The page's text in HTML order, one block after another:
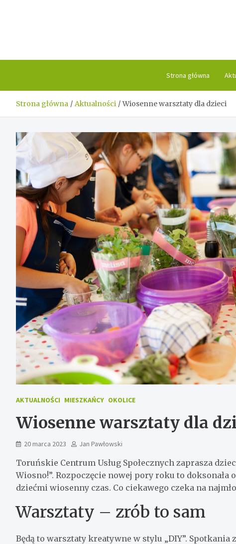
Strona główna
Strona główna Aktualności Wiosenne warsztaty dla dzieci
AKTUALNOŚCI MIESZKAŃCY OKOLICE
Wiosenne warsztaty dla
20 marca 2023 Jan Pawłowski
Toruńskie Centrum Usług Społecznych zaprasza
Wiosno!”. Rozpoczęcie nowej pory roku to
dziećmi wiosenny czas. Co ciekawego czeka na
Warsztaty – zrób to sam
Będą to warsztaty kreatywne w stylu „DIY”. Spotkania